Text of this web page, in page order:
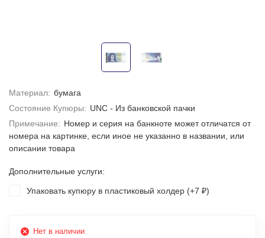
Материал: бумага
Состояние Купюры: UNC - Из банковской пачки
Примечание: Номер и серия на банкноте может отличатся от
номера на картинке, если иное не указанно в названии, или
описании товара
Дополнительные услуги:
Упаковать купюру в пластиковый холдер (+7 ₽)
Нет в наличии